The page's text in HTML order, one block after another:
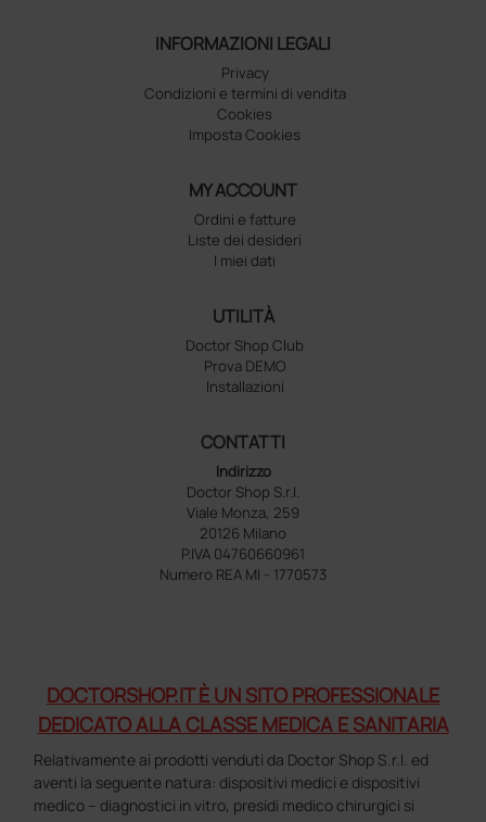
INFORMAZIONI LEGALI
Privacy
Condizioni e termini di vendita
Cookies
Imposta Cookies
MY ACCOUNT
Ordini e fatture
Liste dei desideri
I miei dati
UTILITÀ
Doctor Shop Club
Prova DEMO
Installazioni
CONTATTI
Indirizzo
Doctor Shop S.r.l.
Viale Monza, 259
20126 Milano
P.IVA 04760660961
Numero REA MI - 1770573
DOCTORSHOP.IT È UN SITO PROFESSIONALE
DEDICATO ALLA CLASSE MEDICA E SANITARIA
Relativamente ai prodotti venduti da Doctor Shop S.r.l. ed
aventi la seguente natura: dispositivi medici e dispositivi
medico – diagnostici in vitro, presidi medico chirurgici si